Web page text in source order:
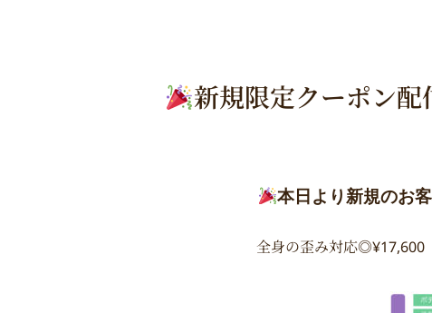
新規限定クーポン配
本日より新規のお
全身の歪み対応◎¥17,600